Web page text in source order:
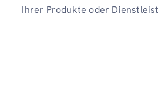
Ihrer Produkte oder